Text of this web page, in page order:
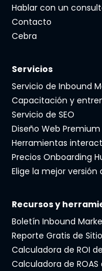
Hablar con un
Contacto
Cebra
Servicios
Servicio de Inbound
Capacitación y
Servicio de SEO
Diseño Web Premium
Herramientas
Precios Onboarding
Elige la mejor versión
Recursos y
Boletín Inbound
Reporte Gratis de
Calculadora de ROI
Calculadora de